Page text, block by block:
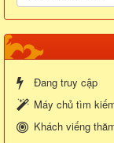
Đang truy cập
Máy chủ tìm
Khách viếng